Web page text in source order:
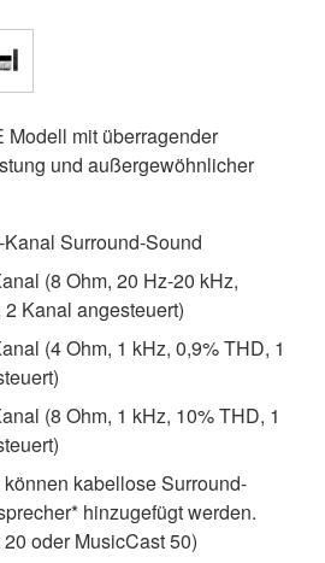
Modell mit überragender
und außergewöhnlicher
Surround-Sound
(8 Ohm, 20 Hz-20 kHz,
Kanal angesteuert)
(4 Ohm, 1 kHz, 0,9% THD, 1
(8 Ohm, 1 kHz, 10% THD, 1
kabellose Surround-
hinzugefügt werden.
oder MusicCast 50)